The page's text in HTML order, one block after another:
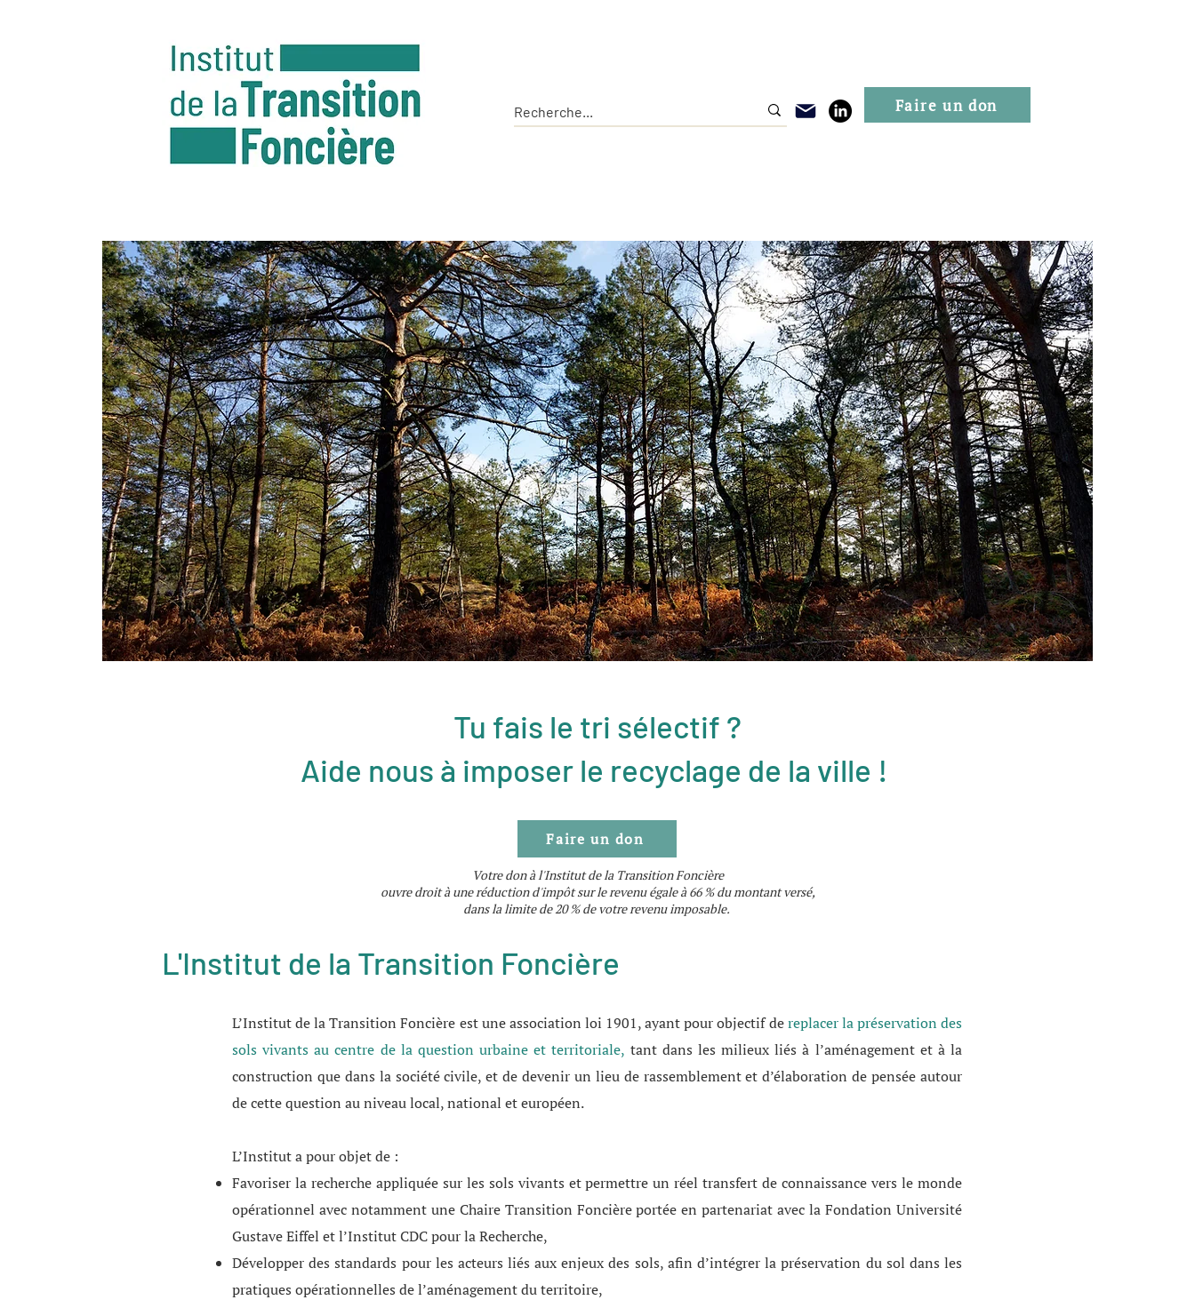
Faire un don
Tu fais le tri sélectif ?
Aide nous à imposer le recyclage de la ville !
Faire un don
Votre don à l'Institut de la Transition Foncière
ouvre droit à une réduction d'impôt sur le revenu égale à 66 % du montant versé,
dans la limite de 20 % de votre revenu imposable.
L'Institut de la Transition Foncière
L’Institut de la Transition Foncière est une association loi 1901, ayant pour objectif dereplacer la préservation des
sols vivants au centre de la question urbaine et territoriale, tant dans les milieux liés à l’aménagement et à la
construction que dans la société civile, et de devenir un lieu de rassemblement et d’élaboration de pensée autour
de cette question au niveau local, national et européen.
L’Institut a pour objet de :
Favoriser la recherche appliquée sur les sols vivants et permettre un réel transfert de connaissance vers le monde
opérationnel avec notamment une Chaire Transition Foncière portée en partenariat avec la Fondation Université
Gustave Eiffel et l’Institut CDC pour la Recherche,
Développer des standards pour les acteurs liés aux enjeux des sols, afin d’intégrer la préservation du sol dans les
pratiques opérationnelles de l’aménagement du territoire,